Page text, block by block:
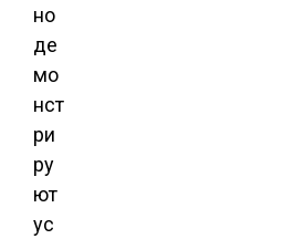
но
де
мо
нст
ри
ру
ют
ус